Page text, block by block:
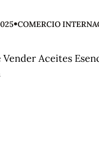
•COMERCIO
Vender Aceites